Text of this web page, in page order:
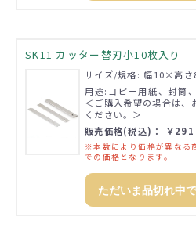
SK11 カッター替刃小10枚入り
サイズ/規格: 幅10×高
用途:コピー用紙、封筒
＜ご購入希望の場合は、
ください。＞
販売価格(税込)： ￥291
※本数により価格が異なる
での価格となります。
ただいま品切れ中で